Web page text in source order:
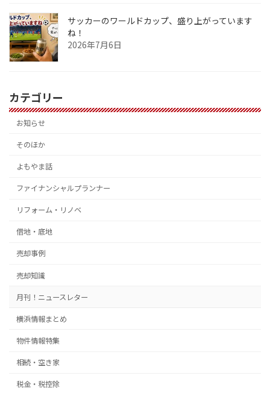
サッカーのワールドカップ、盛り上がっています
ね！
2026年7月6日
カテゴリー
お知らせ
そのほか
よもやま話
ファイナンシャルプランナー
リフォーム・リノベ
借地・底地
売却事例
売却知識
月刊！ニュースレター
横浜情報まとめ
物件情報特集
相続・空き家
税金・税控除